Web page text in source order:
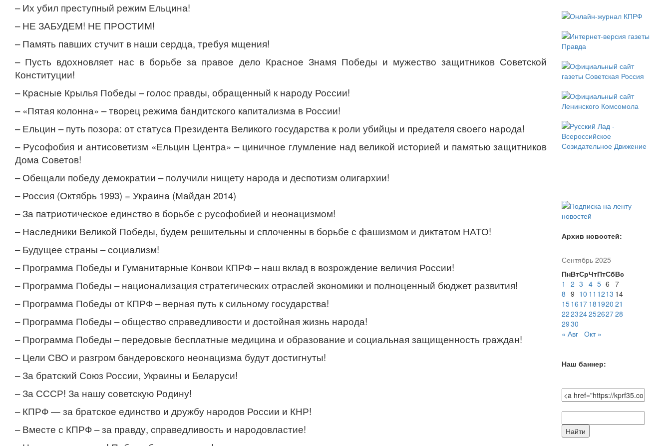
– Их убил преступный режим Ельцина!
– НЕ ЗАБУДЕМ! НЕ ПРОСТИМ!
– Память павших стучит в наши сердца, требуя мщения!
– Пусть вдохновляет нас в борьбе за правое дело Красное Знамя Победы и мужество защитников Советской
Конституции!
– Красные Крылья Победы – голос правды, обращенный к народу России!
– «Пятая колонна» – творец режима бандитского капитализма в России!
– Ельцин – путь позора: от статуса Президента Великого государства к роли убийцы и предателя своего народа!
– Русофобия и антисоветизм «Ельцин Центра» – циничное глумление над великой историей и памятью защитников
Дома Советов!
– Обещали победу демократии – получили нищету народа и деспотизм олигархии!
– Россия (Октябрь 1993) = Украина (Майдан 2014)
– За патриотическое единство в борьбе с русофобией и неонацизмом!
– Наследники Великой Победы, будем решительны и сплоченны в борьбе с фашизмом и диктатом НАТО!
– Будущее страны – социализм!
– Программа Победы и Гуманитарные Конвои КПРФ – наш вклад в возрождение величия России!
– Программа Победы – национализация стратегических отраслей экономики и полноценный бюджет развития!
– Программа Победы от КПРФ – верная путь к сильному государства!
– Программа Победы – общество справедливости и достойная жизнь народа!
– Программа Победы – передовые бесплатные медицина и образование и социальная защищенность граждан!
– Цели СВО и разгром бандеровского неонацизма будут достигнуты!
– За братский Союз России, Украины и Беларуси!
– За СССР! За нашу советскую Родину!
– КПРФ — за братское единство и дружбу народов России и КНР!
– Вместе с КПРФ – за правду, справедливость и народовластие!
Архив новостей:
Сентябрь 2025
ПнВтСрЧтПтСбВс
1
2 3 4 5 6 7
8 9 10 11 1213 14
151617 181920 21
22232425262728
2930
« Авг Окт »
Наш баннер:
по
сайту: